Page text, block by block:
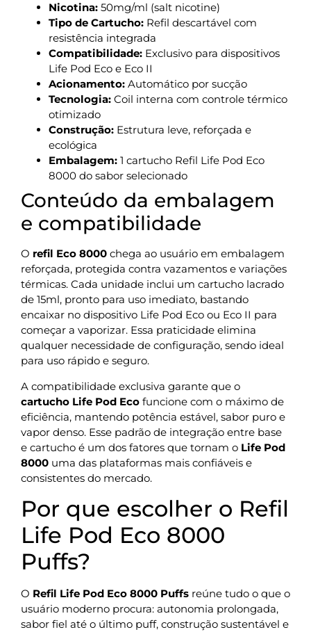
Nicotina: 50mg/ml (salt nicotine)
Tipo de Cartucho: Refil descartável com
resistência integrada
Compatibilidade: Exclusivo para dispositivos
Life Pod Eco e Eco II
Acionamento: Automático por sucção
Tecnologia: Coil interna com controle térmico
otimizado
Construção: Estrutura leve, reforçada e
ecológica
Embalagem: 1 cartucho Refil Life Pod Eco
8000 do sabor selecionado
Conteúdo da embalagem
e compatibilidade
O refil Eco 8000 chega ao usuário em embalagem
reforçada, protegida contra vazamentos e variações
térmicas. Cada unidade inclui um cartucho lacrado
de 15ml, pronto para uso imediato, bastando
encaixar no dispositivo Life Pod Eco ou Eco II para
começar a vaporizar. Essa praticidade elimina
qualquer necessidade de configuração, sendo ideal
para uso rápido e seguro.
A compatibilidade exclusiva garante que o
cartucho Life Pod Eco funcione com o máximo de
eficiência, mantendo potência estável, sabor puro e
vapor denso. Esse padrão de integração entre base
e cartucho é um dos fatores que tornam o Life Pod
8000 uma das plataformas mais confiáveis e
consistentes do mercado.
Por que escolher o Refil
Life Pod Eco 8000
Puffs?
O Refil Life Pod Eco 8000 Puffs reúne tudo o que o
usuário moderno procura: autonomia prolongada,
sabor fiel até o último puff, construção sustentável e